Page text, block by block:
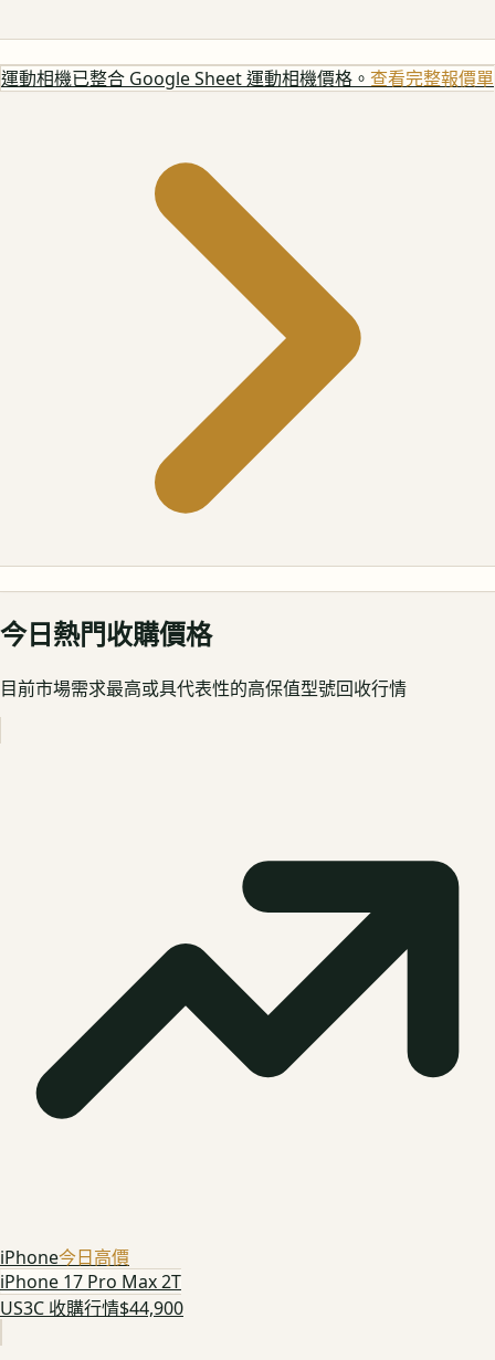
運動相機已整合 Google Sheet 運動相機價格。 查看完整報價單
今日熱門收購價格
目前市場需求最高或具代表性的高保值型號回收行情
iPhone今日高價
iPhone 17 Pro Max 2T
US3C 收購行情$44,900